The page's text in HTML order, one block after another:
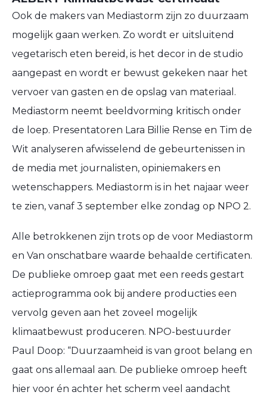
Ook de makers van Mediastorm zijn zo duurzaam
mogelijk gaan werken. Zo wordt er uitsluitend
vegetarisch eten bereid, is het decor in de studio
aangepast en wordt er bewust gekeken naar het
vervoer van gasten en de opslag van materiaal.
Mediastorm neemt beeldvorming kritisch onder
de loep. Presentatoren Lara Billie Rense en Tim de
Wit analyseren afwisselend de gebeurtenissen in
de media met journalisten, opiniemakers en
wetenschappers. Mediastorm is in het najaar weer
te zien, vanaf 3 september elke zondag op NPO 2.
Alle betrokkenen zijn trots op de voor Mediastorm
en Van onschatbare waarde behaalde certificaten.
De publieke omroep gaat met een reeds gestart
actieprogramma ook bij andere producties een
vervolg geven aan het zoveel mogelijk
klimaatbewust produceren. NPO-bestuurder
Paul Doop: “Duurzaamheid is van groot belang en
gaat ons allemaal aan. De publieke omroep heeft
hier voor én achter het scherm veel aandacht